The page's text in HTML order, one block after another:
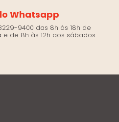
Whatsapp
9400 das 8h às 18h de
e de 8h às 12h aos sábados.